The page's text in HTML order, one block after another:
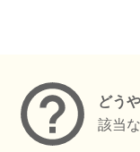
どう
該当